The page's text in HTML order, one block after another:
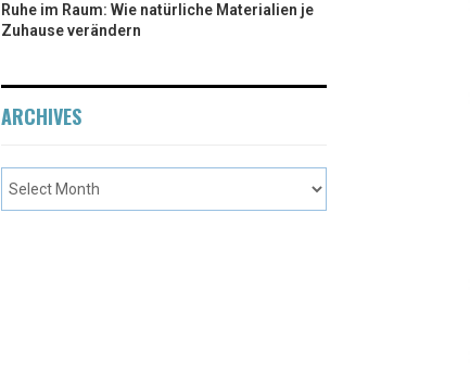
Ruhe im Raum: Wie natürliche Materialien je
Zuhause verändern
ARCHIVES